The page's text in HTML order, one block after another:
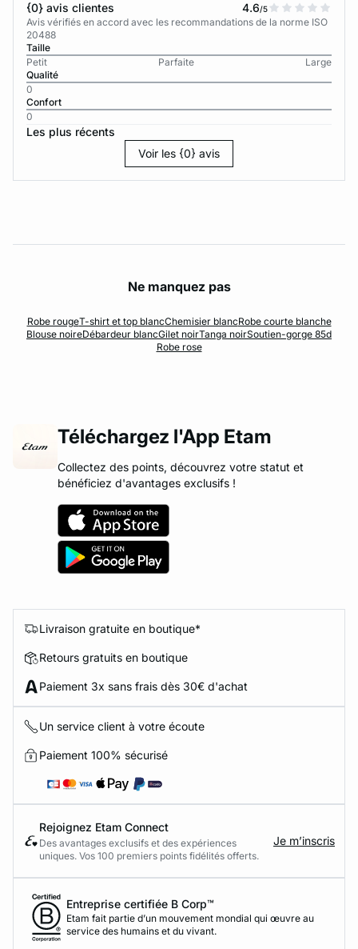
{0} avis clientes 4.6/5
Avis vérifiés en accord avec les recommandations de la norme ISO
20488
Taille
Petit
Parfaite
Large
Qualité
0
Confort
0
Les plus récents
Voir les {0} avis
Ne manquez pas
Robe rougeT-shirt et top blancChemisier blancRobe courte blanche
Blouse noireDébardeur blancGilet noirTanga noirSoutien-gorge 85d
Robe rose
Téléchargez l'App Etam
Collectez des points, découvrez votre statut et
bénéficiez d'avantages exclusifs !
Livraison gratuite en boutique*
Retours gratuits en boutique
Paiement 3x sans frais dès 30€ d'achat
Un service client à votre écoute
Paiement 100% sécurisé
Rejoignez Etam Connect
Des avantages exclusifs et des expériences
uniques. Vos 100 premiers points fidélités offerts.
Je m’inscris
Entreprise certifiée B Corp™
Etam fait partie d’un mouvement mondial qui œuvre au
service des humains et du vivant.